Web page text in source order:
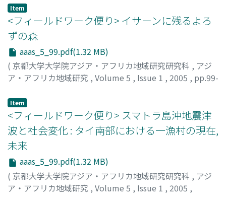
小川, さやか
Item
<フィールドワーク便り> イサーンに残るよろ
ずの森
aaas_5_99.pdf(1.32 MB)
( 京都大学大学院アジア・アフリカ地域研究研究科 , アジ
ア・アフリカ地域研究 , Volume 5 , Issue 1 , 2005 , pp.99-
小野寺, 佑紀
Item
<フィールドワーク便り> スマトラ島沖地震津
波と社会変化 : タイ南部における一漁村の現在,
未来
aaas_5_99.pdf(1.32 MB)
( 京都大学大学院アジア・アフリカ地域研究研究科 , アジ
ア・アフリカ地域研究 , Volume 5 , Issue 1 , 2005 ,